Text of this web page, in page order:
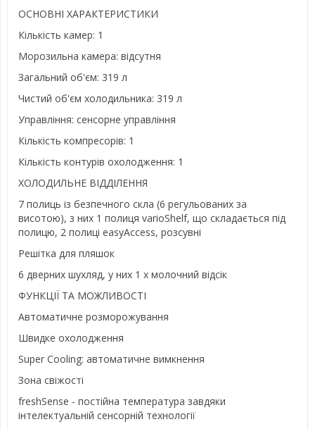
ОСНОВНІ ХАРАКТЕРИСТИКИ
Кількість камер: 1
Морозильна камера: відсутня
Загальний об'єм: 319 л
Чистий об'єм холодильника: 319 л
Управління: сенсорне управління
Кількість компресорів: 1
Кількість контурів охолодження: 1
ХОЛОДИЛЬНЕ ВІДДІЛЕННЯ
7 полиць із безпечного скла (6 регульованих за
висотою), з них 1 полиця varioShelf, що складається під
полицю, 2 полиці easyAccess, розсувні
Решітка для пляшок
6 дверних шухляд, у них 1 х молочний відсік
ФУНКЦІЇ ТА МОЖЛИВОСТІ
Автоматичне розморожування
Швидке охолодження
Super Cooling: автоматичне вимкнення
Зона свіжості
freshSense - постійна температура завдяки
інтелектуальній сенсорній технології